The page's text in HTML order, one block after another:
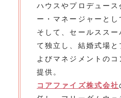
ハウスやプロデュー
ー・マネージャーとし
そして、セールスス
て独立し、結婚式場
よびマネジメントの
提供。
コアファイズ株式会社